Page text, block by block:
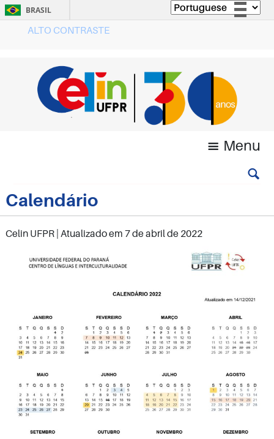
BRASIL
Acesso à informação
Legislação
Canais
ALTO CONTRASTE
Menu
Calendário
Celin UFPR | Atualizado em 7 de abril de 2022